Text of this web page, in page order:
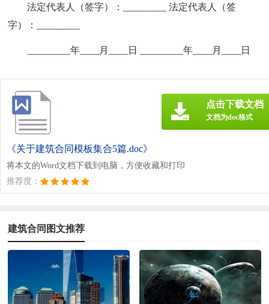
法定代表人（签字）：_________ 法定代表人（签
字）：_________
_________年____月____日 _________年____月____日
《关于建筑合同模板集合5篇.doc》
将本文的Word文档下载到电脑，方便收藏和打印
推荐度：
点击下载文档
文档为doc格式
建筑合同图文推荐